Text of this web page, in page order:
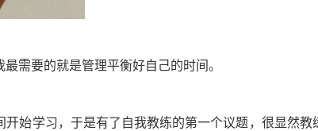
需要的就是管理平衡好自己的时间。
始学习，于是有了自我教练的第一个议题，很显然教